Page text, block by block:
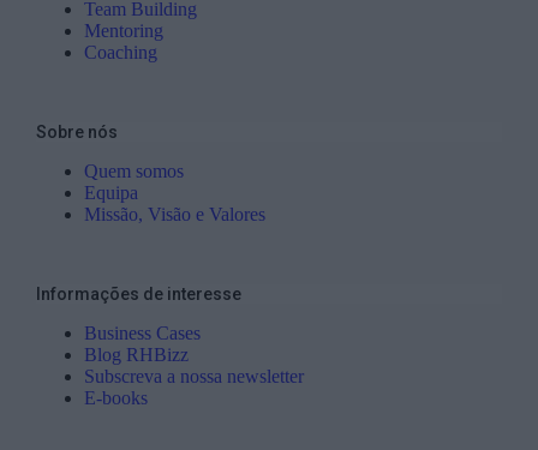
Team Building
Mentoring
Coaching
Sobre nós
Quem somos
Equipa
Missão, Visão e Valores
Informações de interesse
Business Cases
Blog RHBizz
Subscreva a nossa newsletter
E-books